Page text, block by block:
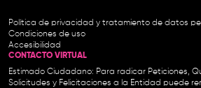
Política de privacidad y tratamiento de datos
Condiciones de uso
Accesibilidad
CONTACTO VIRTUAL
Estimado Ciudadano: Para radicar Peticiones,
Solicitudes y Felicitaciones a la Entidad puede